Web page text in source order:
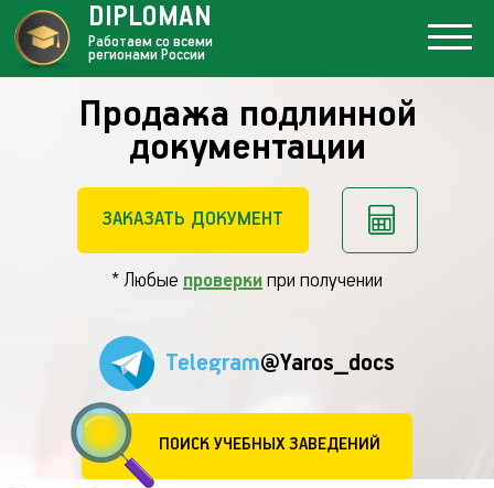
Продажа подлинной
документации
ЗАКАЗАТЬ ДОКУМЕНТ
* Любые проверки при получении
Telegram@Yaros_docs
ПОИСК УЧЕБНЫХ ЗАВЕДЕНИЙ
DIPLOMAN
Работаем со всеми
регионами России